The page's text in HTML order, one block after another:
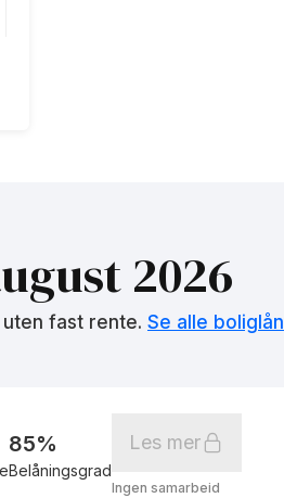
2026
fast rente. Se alle boliglån
85%
Belåningsgrad
Les mer
Ingen samarbeid